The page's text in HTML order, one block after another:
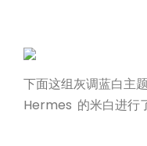
下面这组灰调蓝白主
Hermes 的米白进行